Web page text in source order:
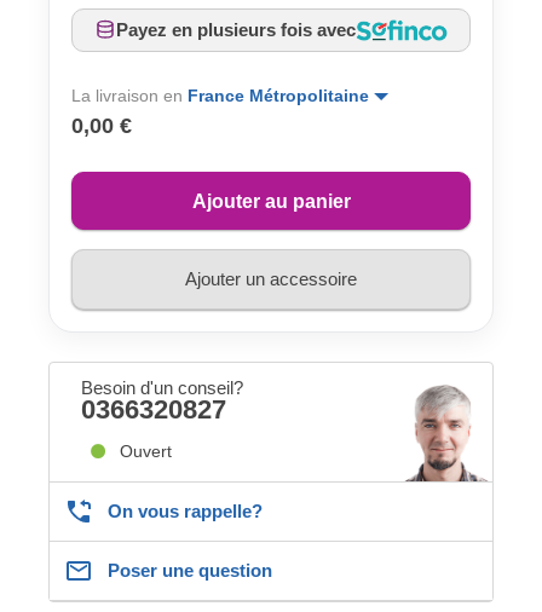
Payez en plusieurs fois avec
La livraison en France Métropolitaine
0,00 €
Ajouter au panier
Ajouter un accessoire
Besoin d'un conseil?
0366320827
Ouvert
On vous rappelle?
Poser une question